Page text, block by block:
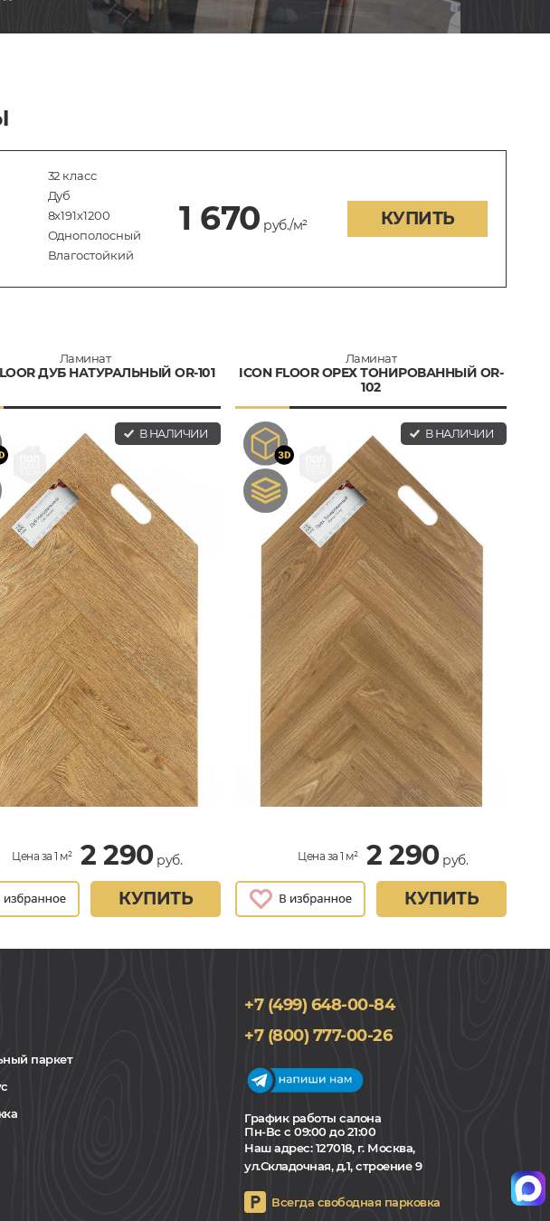
32 класс
Дуб
8х191х1200
Однополосный
Влагостойкий
1 670 руб./м² КУПИТЬ
Ламинат
ДУБ НАТУРАЛЬНЫЙ OR-101
В НАЛИЧИИ
Цена за 1 м² 2 290руб.
КУПИТЬ
Ламинат
ICON FLOOR ОРЕХ ТОНИРОВАННЫЙ OR-
102
В НАЛИЧИИ
Цена за 1 м² 2 290руб.
КУПИТЬ
паркет
+7 (499) 648-00-84
+7 (800) 777-00-26
График работы салона
Пн-Вс с 09:00 до 21:00
Наш адрес:127018, г. Москва,
ул.Складочная, д.1, строение 9
Всегда свободная парковка